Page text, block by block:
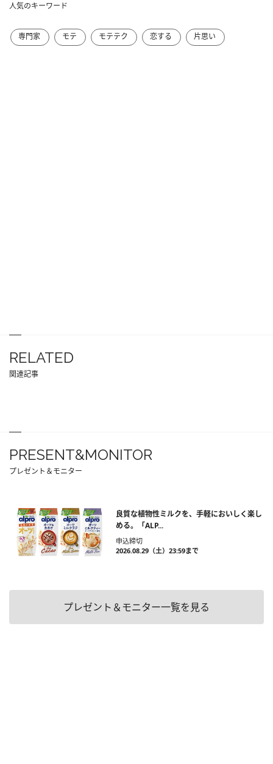
人気のキーワード
専門家 モテ モテテク 恋する 片思い
RELATED
関連記事
PRESENT&MONITOR
プレゼント＆モニター
良質な植物性ミルクを、手軽においしく楽し
める。「ALP...
申込締切
2026.08.29（土）23:59まで
プレゼント＆モニター一覧を見る